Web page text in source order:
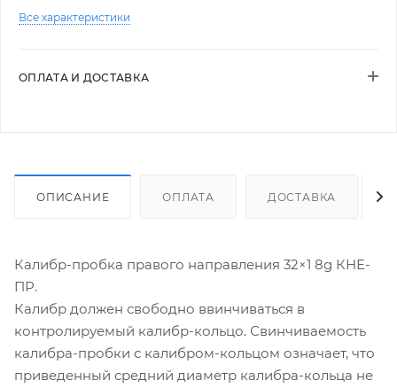
Все характеристики
ОПЛАТА И ДОСТАВКА
ОПИСАНИЕ ОПЛАТА ДОСТАВКА
Калибр-пробка правого направления 32×1 8g КНЕ-
ПР.
Калибр должен свободно ввинчиваться в
контролируемый калибр-кольцо. Свинчиваемость
калибра-пробки с калибром-кольцом означает, что
приведенный средний диаметр калибра-кольца не